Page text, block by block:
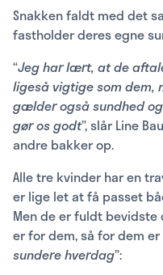
Snakken faldt med det
fastholder deres egne
“Jeg har lært, at de
ligeså vigtige som dem,
gælder også sundhed
gør os godt”, slår Line
andre bakker op.
Alle tre kvinder har en
er lige let at få passet
Men de er fuldt
er for dem, så for dem er
sundere hverdag”: